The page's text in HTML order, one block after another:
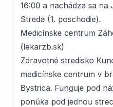
16:00 a nachádza sa na
Streda (1. poschodie).
Medicínske centrum
(lekarzb.sk)
Zdravotné stredisko
medicínske centrum v
Bystrica. Funguje pod
ponúka pod jednou